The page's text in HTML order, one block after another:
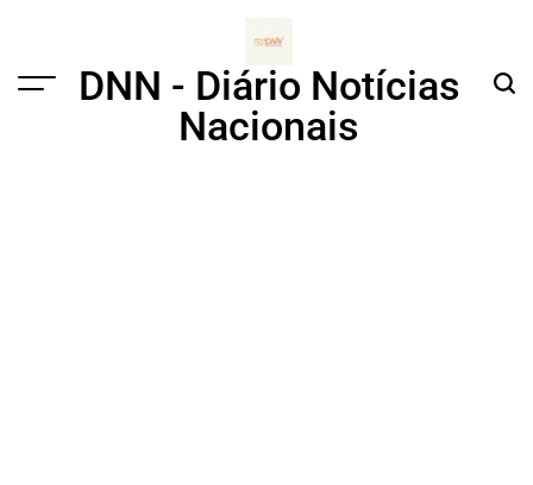
Menu
DNN - Diário Notícias
Nacionais